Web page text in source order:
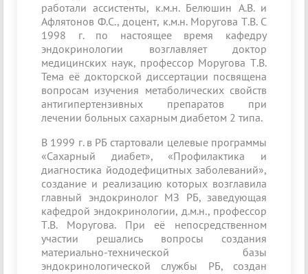
работали ассистенты, к.м.н. Белюшин А.В. и
Афлятонов Ф.С., доцент, к.м.н. Моругова Т.В. С
1998 г. по настоящее время кафедру
эндокринологии возглавляет доктор
медицинских наук, профессор Моругова Т.В.
Тема её докторской диссертации посвящена
вопросам изучения метаболических свойств
антигипертензивных препаратов при
лечении больных сахарным диабетом 2 типа.
В 1999 г. в РБ стартовали целевые программы
«Сахарный диабет», «Профилактика и
диагностика йододефицитных заболеваний»,
создание и реализацию которых возглавила
главный эндокринолог МЗ РБ, заведующая
кафедрой эндокринологии, д.м.н., профессор
Т.В. Моругова. При её непосредственном
участии решались вопросы создания
материально-технической базы
эндокринологической службы РБ, создан